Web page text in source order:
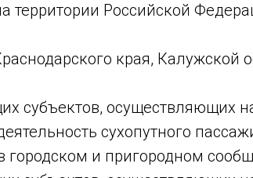
территории Российской
края, Калужской
субъектов, осуществляющих
сухопутного
городском и пригородном